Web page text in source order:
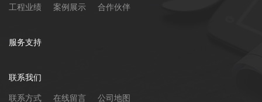
工程业绩 案例展示 合作伙伴
服务支持
联系我们
联系方式 在线留言 公司地图